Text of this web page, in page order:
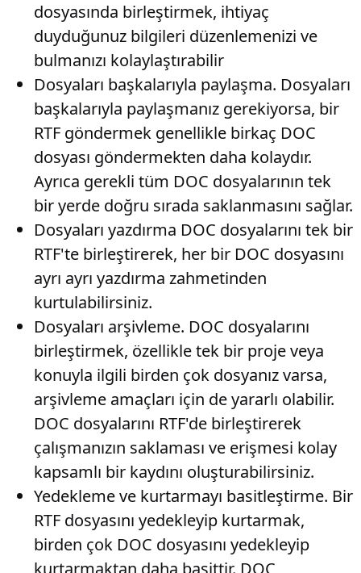
dosyasında birleştirmek, ihtiyaç
duyduğunuz bilgileri düzenlemenizi ve
bulmanızı kolaylaştırabilir
Dosyaları başkalarıyla paylaşma. Dosyaları
başkalarıyla paylaşmanız gerekiyorsa, bir
RTF göndermek genellikle birkaç DOC
dosyası göndermekten daha kolaydır.
Ayrıca gerekli tüm DOC dosyalarının tek
bir yerde doğru sırada saklanmasını sağlar.
Dosyaları yazdırma DOC dosyalarını tek bir
RTF'te birleştirerek, her bir DOC dosyasını
ayrı ayrı yazdırma zahmetinden
kurtulabilirsiniz.
Dosyaları arşivleme. DOC dosyalarını
birleştirmek, özellikle tek bir proje veya
konuyla ilgili birden çok dosyanız varsa,
arşivleme amaçları için de yararlı olabilir.
DOC dosyalarını RTF'de birleştirerek
çalışmanızın saklaması ve erişmesi kolay
kapsamlı bir kaydını oluşturabilirsiniz.
Yedekleme ve kurtarmayı basitleştirme. Bir
RTF dosyasını yedekleyip kurtarmak,
birden çok DOC dosyasını yedekleyip
kurtarmaktan daha basittir. DOC